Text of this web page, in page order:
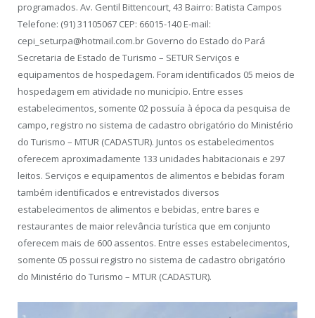
programados. Av. Gentil Bittencourt, 43 Bairro: Batista Campos
Telefone: (91) 31105067 CEP: 66015-140 E-mail:
cepi_seturpa@hotmail.com.br Governo do Estado do Pará
Secretaria de Estado de Turismo – SETUR Serviços e
equipamentos de hospedagem. Foram identificados 05 meios de
hospedagem em atividade no município. Entre esses
estabelecimentos, somente 02 possuía à época da pesquisa de
campo, registro no sistema de cadastro obrigatório do Ministério
do Turismo – MTUR (CADASTUR). Juntos os estabelecimentos
oferecem aproximadamente 133 unidades habitacionais e 297
leitos. Serviços e equipamentos de alimentos e bebidas foram
também identificados e entrevistados diversos
estabelecimentos de alimentos e bebidas, entre bares e
restaurantes de maior relevância turística que em conjunto
oferecem mais de 600 assentos. Entre esses estabelecimentos,
somente 05 possui registro no sistema de cadastro obrigatório
do Ministério do Turismo – MTUR (CADASTUR).